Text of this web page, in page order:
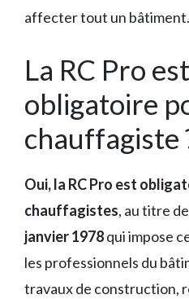
affecter tout un bâtiment.
La RC Pro
obligatoire
chauffagiste
Oui, la RC Pro est
chauffagistes, au titre
janvier 1978qui impose
les professionnels du
travaux de construction,